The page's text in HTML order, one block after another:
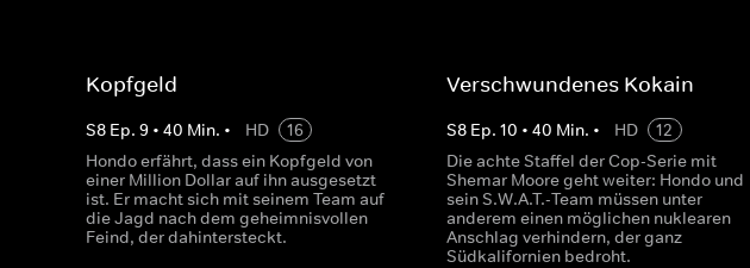
Kopfgeld
S8 Ep. 9 • 40 Min. • HD
16
Hondo erfährt, dass ein Kopfgeld von
einer Million Dollar auf ihn ausgesetzt
ist. Er macht sich mit seinem Team auf
die Jagd nach dem geheimnisvollen
Feind, der dahintersteckt.
Verschwundenes Kokain
S8 Ep.10 •40 Min. • HD
12
Die achte Staffel der Cop-Serie mit
Shemar Moore geht weiter: Hondo und
sein S.W.A.T.-Team müssen unter
anderem einen möglichen nuklearen
Anschlag verhindern, der ganz
Südkalifornien bedroht.